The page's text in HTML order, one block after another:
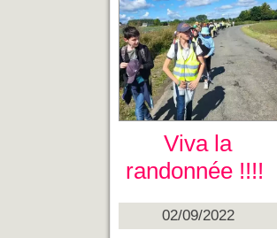
Viva la
randonnée !!!!
02/09/2022